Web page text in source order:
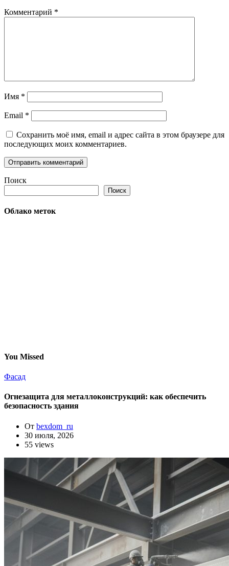
Комментарий *
Имя *
Email *
Сохранить моё имя, email и адрес сайта в этом браузере для
последующих моих комментариев.
Поиск
Поиск
Облако меток
You Missed
Фасад
Огнезащита для металлоконструкций: как обеспечить
безопасность здания
От bexdom_ru
30 июля, 2026
55 views